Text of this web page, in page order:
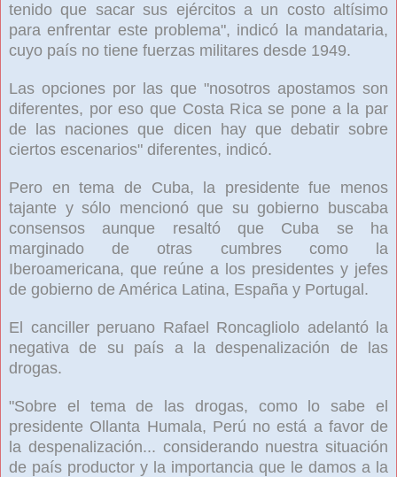
tenido que sacar sus ejércitos a un costo altísimo
para enfrentar este problema", indicó la mandataria,
cuyo país no tiene fuerzas militares desde 1949.
Las opciones por las que "nosotros apostamos son
diferentes, por eso que Costa Rica se pone a la par
de las naciones que dicen hay que debatir sobre
ciertos escenarios" diferentes, indicó.
Pero en tema de Cuba, la presidente fue menos
tajante y sólo mencionó que su gobierno buscaba
consensos aunque resaltó que Cuba se ha
marginado de otras cumbres como la
Iberoamericana, que reúne a los presidentes y jefes
de gobierno de América Latina, España y Portugal.
El canciller peruano Rafael Roncagliolo adelantó la
negativa de su país a la despenalización de las
drogas.
"Sobre el tema de las drogas, como lo sabe el
presidente Ollanta Humala, Perú no está a favor de
la despenalización... considerando nuestra situación
de país productor y la importancia que le damos a la